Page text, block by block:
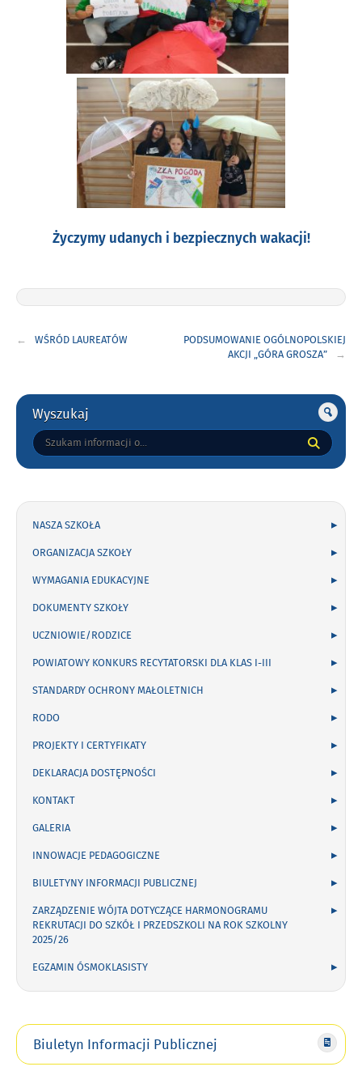
Życzymy udanych i bezpiecznych wakacji!
wpisu
WŚRÓD LAUREATÓW
PODSUMOWANIE OGÓLNOPOLSKIEJ
AKCJI „GÓRA GROSZA”
Gorne
Wyszukaj
Tutaj
wpisz
NASZA SZKOŁA
ORGANIZACJA SZKOŁY
WYMAGANIA EDUKACYJNE
DOKUMENTY SZKOŁY
UCZNIOWIE/RODZICE
POWIATOWY KONKURS RECYTATORSKI DLA KLAS I-III
STANDARDY OCHRONY MAŁOLETNICH
RODO
PROJEKTY I CERTYFIKATY
DEKLARACJA DOSTĘPNOŚCI
KONTAKT
GALERIA
INNOWACJE PEDAGOGICZNE
BIULETYNY INFORMACJI PUBLICZNEJ
ZARZĄDZENIE WÓJTA DOTYCZĄCE HARMONOGRAMU
REKRUTACJI DO SZKÓŁ I PRZEDSZKOLI NA ROK SZKOLNY
2025/26
EGZAMIN ÓSMOKLASISTY
Biuletyn Informacji Publicznej